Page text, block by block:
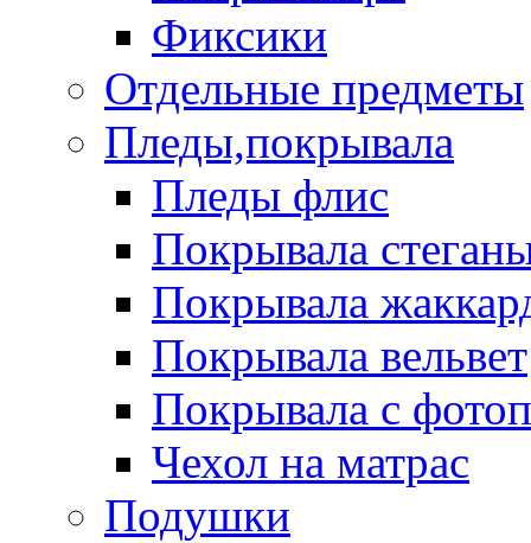
Фиксики
Отдельные предметы
Пледы,покрывала
Пледы флис
Покрывала
Покрывала
Покрывала вельвет
Покрывала с
Чехол на матрас
Подушки